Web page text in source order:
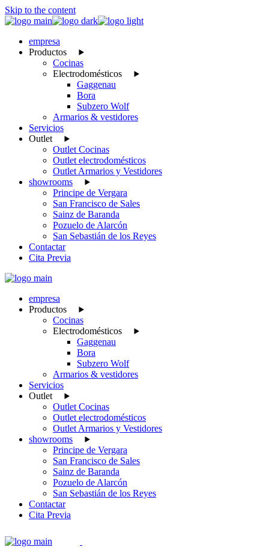
Skip to the content
empresa
Productos
Cocinas
Electrodomésticos
Gaggenau
Bora
Subzero Wolf
Armarios & vestidores
Servicios
Outlet
Outlet Cocinas
Outlet electrodomésticos
Outlet Armarios y Vestidores
showrooms
Principe de Vergara
San Francisco de Sales
Sainz de Baranda
Pozuelo de Alarcón
San Sebastián de los Reyes
Contactar
Cita Previa
empresa
Productos
Cocinas
Electrodomésticos
Gaggenau
Bora
Subzero Wolf
Armarios & vestidores
Servicios
Outlet
Outlet Cocinas
Outlet electrodomésticos
Outlet Armarios y Vestidores
showrooms
Principe de Vergara
San Francisco de Sales
Sainz de Baranda
Pozuelo de Alarcón
San Sebastián de los Reyes
Contactar
Cita Previa